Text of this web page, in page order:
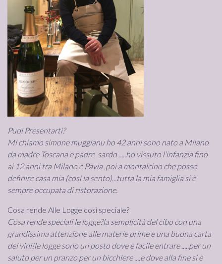
Puoi Presentarti?
Mi chiamo simone muggianu ho 42 anni sono nato a Milano
da madre Toscana e padre sardo .....ho vissuto l’infanzia fino
ai 12 anni tra Milano e Pavia ,poi a montalcino che posso
definire casa mia (così la sento)...tutta la mia famiglia si è
sempre occupata di ristorazione.
Cosa rende Alle Logge così speciale?
Cosa rende speciali le logge?la semplicità del cibo con una
grandissima attenzione alle materie prime e una buona carta
dei vini!le logge sono un posto dove è facile entrare .....per un
saluto per un pranzo per un bicchiere ....e dove alla fine si è